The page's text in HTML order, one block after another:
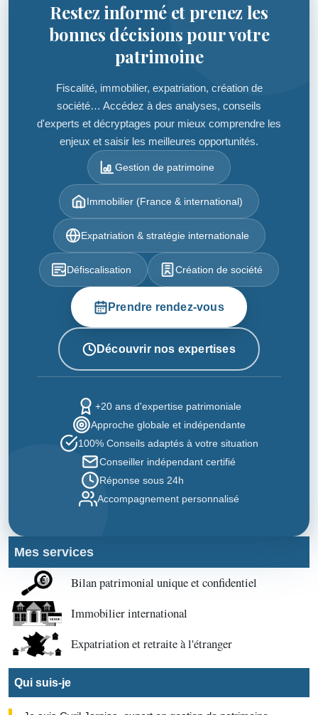
Restez informé et prenez les
bonnes décisions pour votre
patrimoine
Fiscalité, immobilier, expatriation, création de
société… Accédez à des analyses, conseils
d'experts et décryptages pour mieux comprendre les
enjeux et saisir les meilleures opportunités.
Gestion de patrimoine
Immobilier (France & international)
Expatriation & stratégie internationale
Défiscalisation Création de société
Prendre rendez-vous
Découvrir nos expertises
+20 ans d'expertise patrimoniale
Approche globale et indépendante
100% Conseils adaptés à votre situation
Conseiller indépendant certifié
Réponse sous 24h
Accompagnement personnalisé
Mes services
Bilan patrimonial unique et confidentiel
Immobilier international
Expatriation et retraite à l'étranger
Qui suis-je